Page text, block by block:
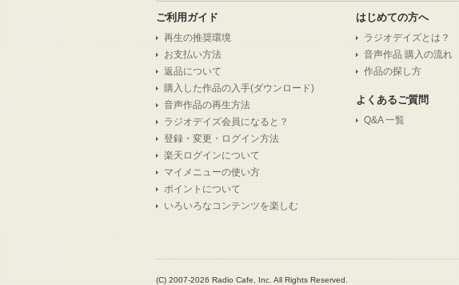
ご利用ガイド
再生の推奨環境
お支払い方法
返品について
購入した作品の入手(ダウンロード)
音声作品の再生方法
ラジオデイズ会員になると？
登録・変更・ログイン方法
楽天ログインについて
マイメニューの使い方
ポイントについて
いろいろなコンテンツを楽しむ
はじめての方へ
ラジオデイズとは？
音声作品 購入の流れ
作品の探し方
よくあるご質問
Q&A 一覧
(C) 2007-2026 Radio Cafe, Inc. All Rights Reserved.